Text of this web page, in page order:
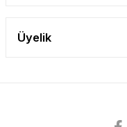
Üyelik